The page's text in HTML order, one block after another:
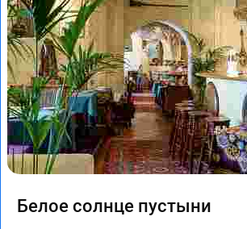
Белое солнце пустыни